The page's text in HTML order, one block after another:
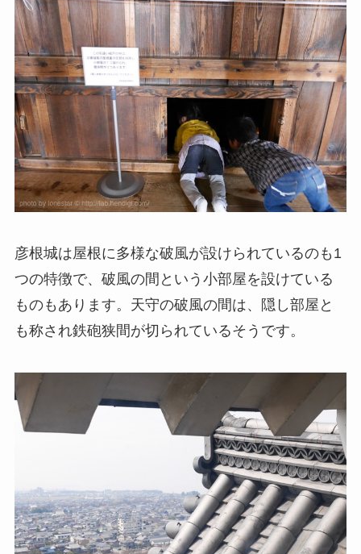
彦根城は屋根に多様な破風が設けられているのも1
つの特徴で、破風の間という小部屋を設けている
ものもあります。天守の破風の間は、隠し部屋と
も称され鉄砲狭間が切られているそうです。